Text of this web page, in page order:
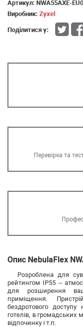
Артикул: NWA55AXE-
Виробник: Zyxel
Поділитися у:
Перевірка та
Опис NebulaFlex
Розроблена для
рейтингом IP55 –
для розширення
приміщення.
бездротового доступу
готелів, в громадських
відпочинку і т.п.